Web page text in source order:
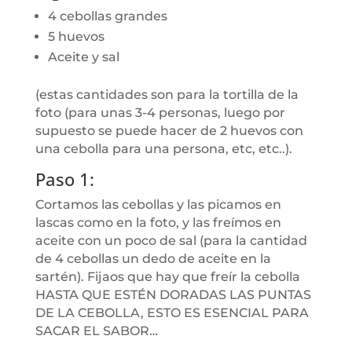
4 cebollas grandes
5 huevos
Aceite y sal
(estas cantidades son para la tortilla de la
foto (para unas 3-4 personas, luego por
supuesto se puede hacer de 2 huevos con
una cebolla para una persona, etc, etc..).
Paso 1:
Cortamos las cebollas y las picamos en
lascas como en la foto, y las freímos en
aceite con un poco de sal (para la cantidad
de 4 cebollas un dedo de aceite en la
sartén). Fijaos que hay que freír la cebolla
HASTA QUE ESTÉN DORADAS LAS PUNTAS
DE LA CEBOLLA, ESTO ES ESENCIAL PARA
SACAR EL SABOR…